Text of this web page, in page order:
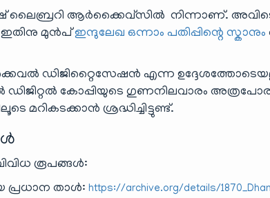
ലൈബ്രറി ആർക്കൈ‌വ്‌സിൽ നിന്നാണ്. അവിടെ
ഇതിനു മുൻപ്ഇന്ദുലേഖ ഒന്നാം പതിപ്പിന്റെ സ്കാനും
ഡിജിറ്റൈസേഷൻ എന്ന
കോപ്പിയുടെ ഗുണനിലവാരം
മറികടക്കാൻ ശ്രദ്ധിച്ചിട്ടുണ്ട്.
രൂപങ്ങൾ:
പ്രധാന താൾ:https://archive.org/details/